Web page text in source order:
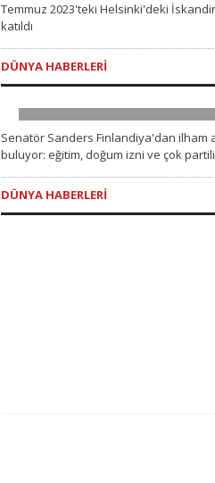
Temmuz 2023'teki Helsinki'deki
katıldı
DÜNYA HABERLERI
Senatör Sanders Finlandiya'dan ilham
buluyor: eğitim, doğum izni ve çok
DÜNYA HABERLERI